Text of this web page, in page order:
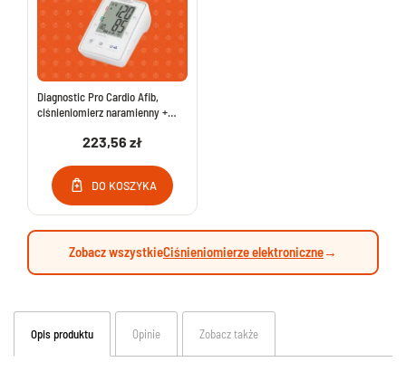
Diagnostic Pro Cardio Afib,
ciśnieniomierz naramienny +
223,56 zł
DO KOSZYKA
Zobacz wszystkieCiśnieniomierze elektroniczne→
Opis produktu Opinie Zobacz także